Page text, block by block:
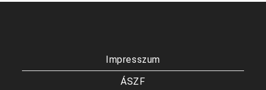
Impresszum
ÁSZF